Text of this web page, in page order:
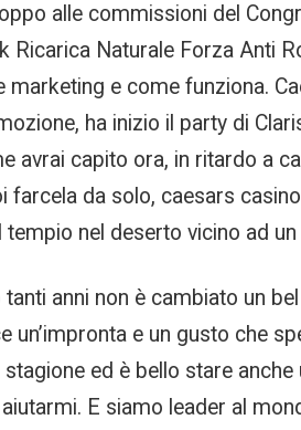
alle commissioni del
Ricarica Naturale Forza Anti
marketing e come funziona.
ha inizio il party di
avrai capito ora, in ritardo a
farcela da solo, caesars
tempio nel deserto vicino ad
anni non è cambiato un
un’impronta e un gusto che
ed è bello stare
E siamo leader al